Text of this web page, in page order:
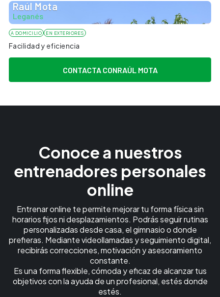
Raúl Mota
Leganés
A DOMICILIO EN EXTERIORES
Facilidad y eficiencia
CONTACTA CONRAÚL MOTA
Conoce a nuestros
entrenadores personales
online
Entrenar online te permite mejorar tu forma física sin
horarios fijos ni desplazamientos. Podrás seguir rutinas
personalizadas desde casa, el gimnasio o donde
prefieras. Mediante videollamadas y seguimiento digital,
recibirás correcciones, motivación y asesoramiento
constante.
Es una forma flexible, cómoda y eficaz de alcanzar tus
objetivos con la ayuda de un profesional, estés donde
estés.